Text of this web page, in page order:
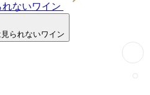
ないワイン
られないワイン